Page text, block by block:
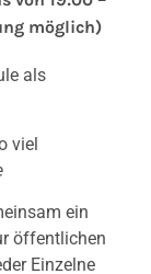
möglich)
als
viel
ein
öffentlichen
Einzelne